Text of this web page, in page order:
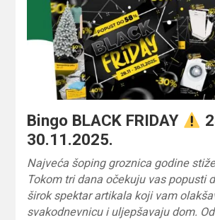
Bingo BLACK FRIDAY
30.11.2025.
Najveća šoping groznica godine
Tokom tri dana očekuju vas popusti
širok spektar artikala koji vam
svakodnevnicu i uljepšavaju dom.